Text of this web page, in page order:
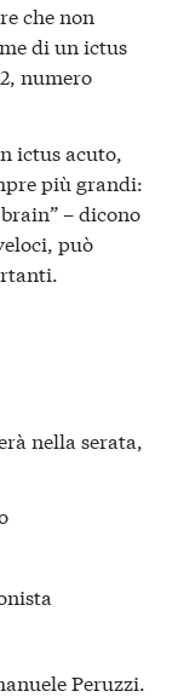
che non
di un ictus
numero
ictus acuto,
più grandi:
– dicono
può
nella serata,
Peruzzi.